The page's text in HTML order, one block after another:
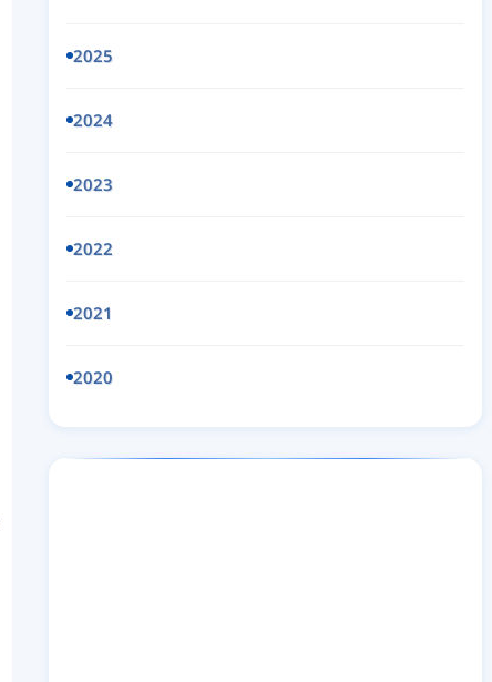
2025
2024
2023
2022
2021
2020